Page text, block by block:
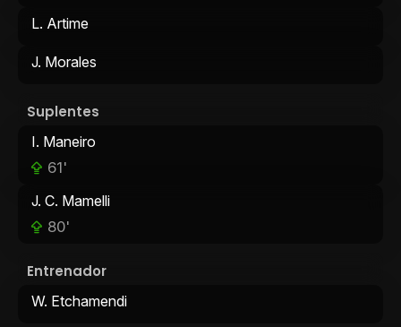
L. Artime
J. Morales
Suplentes
I. Maneiro
61'
J. C. Mamelli
80'
Entrenador
W. Etchamendi